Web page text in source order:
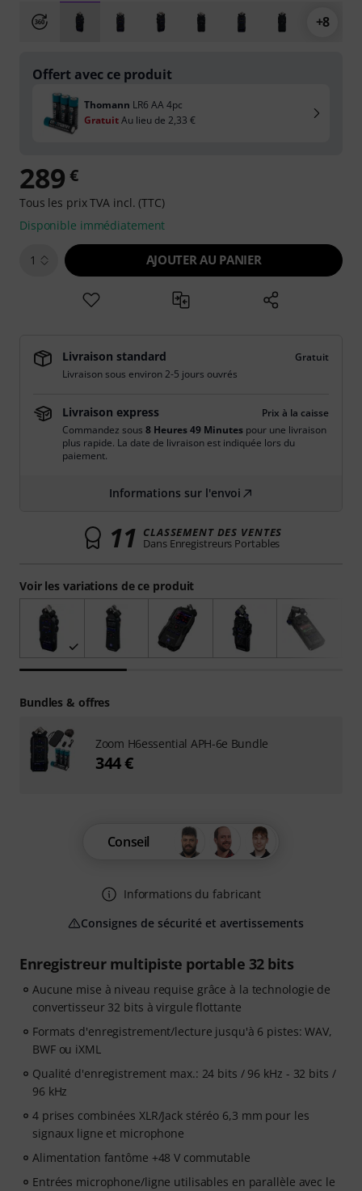
+8
Enregistreur multipiste portable 32 bits
Aucune mise à niveau requise grâce à la technologie de
convertisseur 32 bits à virgule flottante
Formats d'enregistrement/lecture jusqu'à 6 pistes: WAV,
BWF ou iXML
Qualité d'enregistrement max.: 24 bits / 96 kHz - 32 bits /
96 kHz
4 prises combinées XLR/Jack stéréo 6,3 mm pour les
signaux ligne et microphone
Alimentation fantôme +48 V commutable
Entrées microphone/ligne utilisables en parallèle avec le
Voir les variations de ce produit
Offert avec ce produit
Thomann LR6 AA 4pc
GratuitAu lieu de 2,33 €
289 €
Tous les prix TVA incl. (TTC)
Disponible immédiatement
1 AJOUTER AU PANIER
Livraison standard
Gratuit
Livraison sous environ 2-5 jours ouvrés
Livraison express
Prix à la caisse
Commandez sous 8 Heures 49 Minutes pour une livraison
plus rapide. La date de livraison est indiquée lors du
paiement.
Informations sur l'envoi
11 CLASSEMENT DES VENTES
Dans Enregistreurs Portables
Conseil
Informations du fabricant
Consignes de sécurité et avertissements
Bundles & offres
Zoom H6essential APH-6e Bundle
344 €